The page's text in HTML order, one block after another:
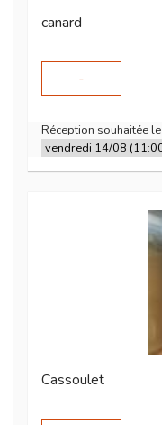
canard
-
Réception souhaitée le
Cassoulet